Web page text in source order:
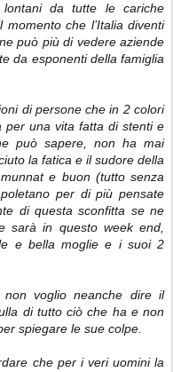
lontani da tutte le cariche
che l’Italia diventi
può più di vedere aziende
da esponenti della famiglia
di persone che in 2 colori
per una vita fatta di stenti e
può sapere, non ha mai
la fatica e il sudore della
e buon (tutto senza
per di più pensate
di questa sconfitta se ne
sarà in questo week end,
e bella moglie e i suoi 2
, non voglio neanche dire il
di tutto ciò che ha e non
spiegare le sue colpe.
che per i veri uomini la